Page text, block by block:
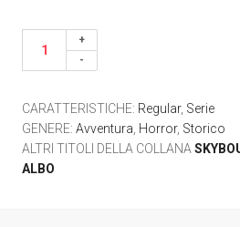
CARATTERISTICHE: Regular, Serie
GENERE:Avventura Horror, Storico
ALTRI TITOLI DELLA COLLANA
ALBO